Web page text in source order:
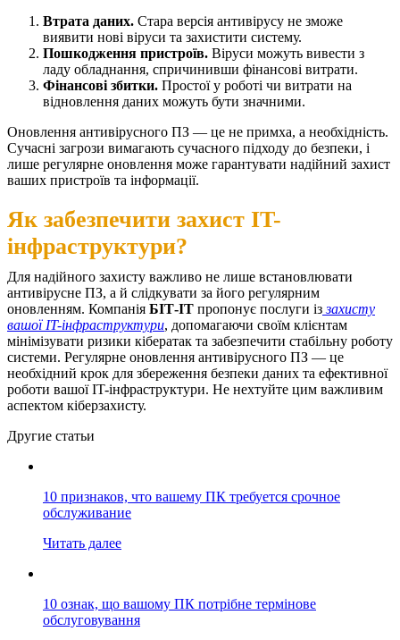
Втрата даних. Стара версія антивірусу не зможе
виявити нові віруси та захистити систему.
Пошкодження пристроїв. Віруси можуть вивести з
ладу обладнання, спричинивши фінансові витрати.
Фінансові збитки. Простої у роботі чи витрати на
відновлення даних можуть бути значними.
Оновлення антивірусного ПЗ — це не примха, а необхідність.
Сучасні загрози вимагають сучасного підходу до безпеки, і
лише регулярне оновлення може гарантувати надійний захист
ваших пристроїв та інформації.
Як забезпечити захист IT-
інфраструктури?
Для надійного захисту важливо не лише встановлювати
антивірусне ПЗ, а й слідкувати за його регулярним
оновленням. Компанія БІТ-ІТ пропонує послуги із захисту
вашої IT-інфраструктури, допомагаючи своїм клієнтам
мінімізувати ризики кібератак та забезпечити стабільну роботу
системи. Регулярне оновлення антивірусного ПЗ — це
необхідний крок для збереження безпеки даних та ефективної
роботи вашої IT-інфраструктури. Не нехтуйте цим важливим
аспектом кіберзахисту.
Другие статьи
10 признаков, что вашему ПК требуется срочное
обслуживание
Читать далее
10 ознак, що вашому ПК потрібне термінове
обслуговування